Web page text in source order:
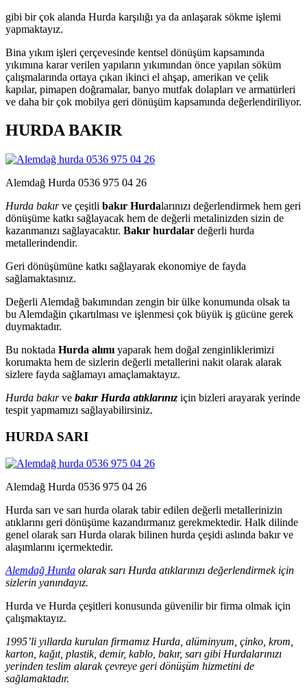
gibi bir çok alanda Hurda karşılığı ya da anlaşarak sökme işlemi
yapmaktayız.
Bina yıkım işleri çerçevesinde kentsel dönüşüm kapsamında
yıkımına karar verilen yapıların yıkımından önce yapılan söküm
çalışmalarında ortaya çıkan ikinci el ahşap, amerikan ve çelik
kapılar, pimapen doğramalar, banyo mutfak dolapları ve armatürleri
ve daha bir çok mobilya geri dönüşüm kapsamında değerlendiriliyor.
HURDA BAKIR
Alemdağ Hurda 0536 975 04 26
Hurda bakırve çeşitli bakır Hurdalarınızı değerlendirmek hem geri
dönüşüme katkı sağlayacak hem de değerli metalinizden sizin de
kazanmanızı sağlayacaktır. Bakır hurdalar değerli hurda
metallerindendir.
Geri dönüşümüne katkı sağlayarak ekonomiye de fayda
sağlamaktasınız.
Değerli Alemdağ bakımından zengin bir ülke konumunda olsak ta
bu Alemdağin çıkartılması ve işlenmesi çok büyük iş gücüne gerek
duymaktadır.
Bu noktada Hurda alımı yaparak hem doğal zenginliklerimizi
korumakta hem de sizlerin değerli metallerini nakit olarak alarak
sizlere fayda sağlamayı amaçlamaktayız.
Hurda bakırve bakır Hurda atıklarınız için bizleri arayarak yerinde
tespit yapmamızı sağlayabilirsiniz.
HURDA SARI
Alemdağ Hurda 0536 975 04 26
Hurda sarı ve sarı hurda olarak tabir edilen değerli metallerinizin
atıklarını geri dönüşüme kazandırmanız gerekmektedir. Halk dilinde
genel olarak sarı Hurda olarak bilinen hurda çeşidi aslında bakır ve
alaşımlarını içermektedir.
Alemdağ Hurda olarak sarı Hurda atıklarınızı değerlendirmek için
sizlerin yanındayız.
Hurda ve Hurda çeşitleri konusunda güvenilir bir firma olmak için
çalışmaktayız.
1995’li yıllarda kurulan firmamız Hurda, alüminyum, çinko, krom,
karton, kağıt, plastik, demir, kablo, bakır, sarı gibi Hurdalarınızı
yerinden teslim alarak çevreye geri dönüşüm hizmetini de
sağlamaktadır.